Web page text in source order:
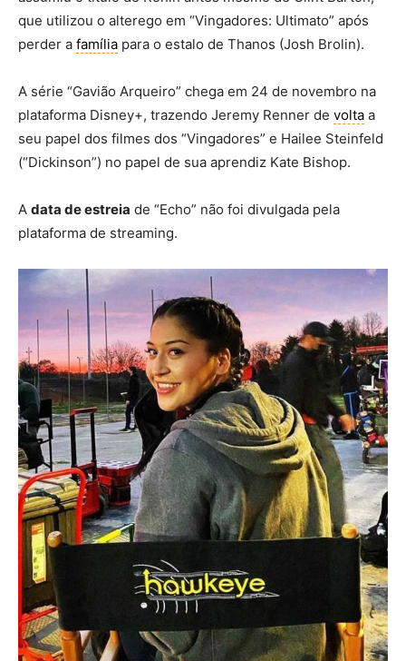
que utilizou o alterego em “Vingadores: Ultimato” após
perder a família para o estalo de Thanos (Josh Brolin).
A série “Gavião Arqueiro” chega em 24 de novembro na
plataforma Disney+, trazendo Jeremy Renner de volta a
seu papel dos filmes dos “Vingadores” e Hailee Steinfeld
(“Dickinson”) no papel de sua aprendiz Kate Bishop.
A data de estreia de “Echo” não foi divulgada pela
plataforma de streaming.